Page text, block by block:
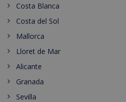
Costa Blanca
Costa del Sol
Mallorca
Lloret de Mar
Alicante
Granada
Sevilla